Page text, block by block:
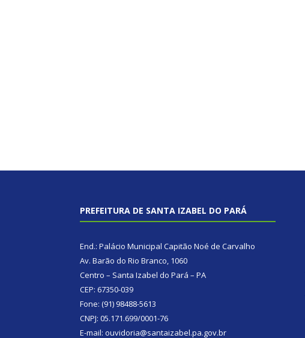
PREFEITURA DE SANTA IZABEL DO PARÁ
End.: Palácio Municipal Capitão Noé de Carvalho
Av. Barão do Rio Branco, 1060
Centro – Santa Izabel do Pará – PA
CEP: 67350-039
Fone: (91) 98488-5613
CNPJ: 05.171.699/0001-76
E-mail: ouvidoria@santaizabel.pa.gov.br